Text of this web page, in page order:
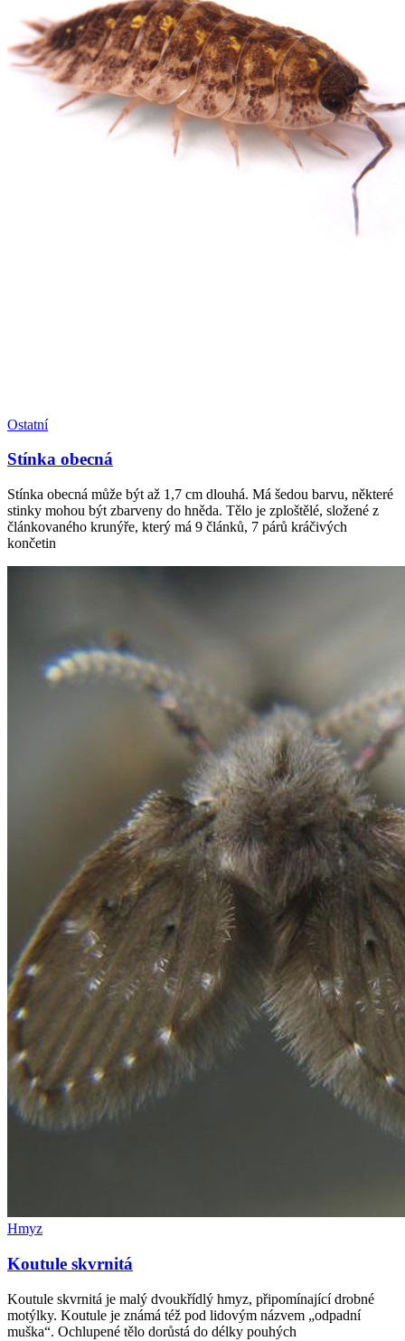
Ostatní
Stínka obecná
Stínka obecná může být až 1,7 cm dlouhá. Má šedou barvu, některé
stinky mohou být zbarveny do hněda. Tělo je zploštělé, složené z
článkovaného krunýře, který má 9 článků, 7 párů kráčivých
končetin
Hmyz
Koutule skvrnitá
Koutule skvrnitá je malý dvoukřídlý hmyz, připomínající drobné
motýlky. Koutule je známá též pod lidovým názvem „odpadní
muška“. Ochlupené tělo dorůstá do délky pouhých